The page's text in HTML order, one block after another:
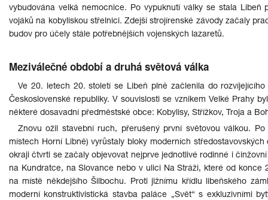
vybudována velká nemocnice. Po vypuknutí války se stala
vojáků na kobyliskou střelnici. Zdejší strojírenské závody začaly
budov pro účely stále potřebnějších vojenských lazaretů.
Meziválečné období a druhá světová válka
Ve 20. letech 20. století se Libeň plně začlenila do
Československé republiky. V souvislosti se vznikem Velké Prahy
některé dosavadní předměstské obce: Kobylisy, Střížkov, Troja a
Znovu ožil stavební ruch, přerušený první světovou válkou.
místech Horní Libně) vyrůstaly bloky moderních
okraji čtvrti se začaly objevovat nejprve jednotlivé rodinné i
na Kundratce, na Slovance nebo v ulici Na Stráži, které od konce
na místě někdejšího Šilbochu. Proti jižnímu křídlu libeňského
moderní konstruktivistická stavba paláce „Svět“ s exkluzivními